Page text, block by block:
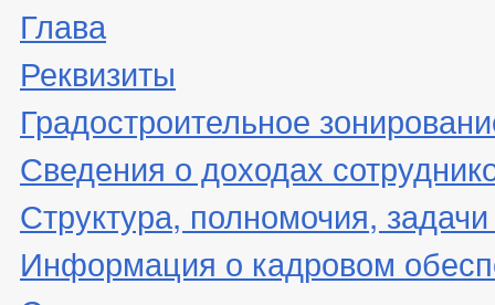
Глава
Реквизиты
Градостроительное
Сведения о доходах
Структура, полномочия,
Информация о кадровом